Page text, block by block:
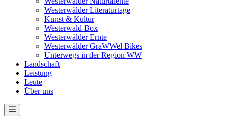
Westerwälder Literaturtage
Kunst & Kultur
Westerwald-Box
Westerwälder Ernte
Westerwälder GraWWel Bikes
Unterwegs in der Region WW
Landschaft
Leistung
Leute
Über uns